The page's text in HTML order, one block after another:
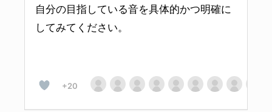
自分の目指している音を具体的かつ明確に
してみてください。
+20